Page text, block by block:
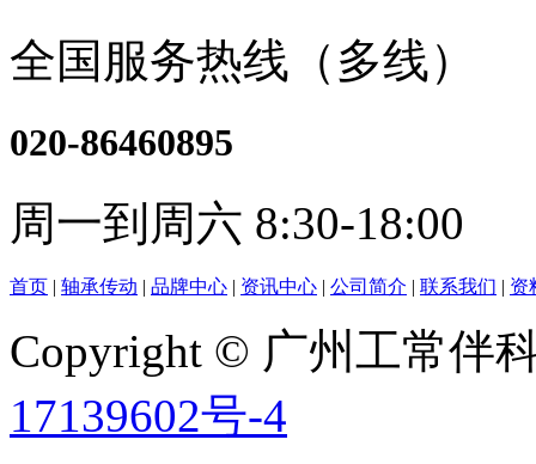
全国服务热线（多线）
020-86460895
周一到周六 8:30-18:00
首页 | 轴承传动 | 品牌中心 | 资讯中心 | 公司简介 | 联系我们 | 资
Copyright © 广州工常伴
17139602号-4